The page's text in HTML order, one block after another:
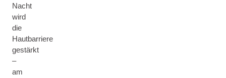
Nacht
wird
die
Hautbarriere
gestärkt
–
am